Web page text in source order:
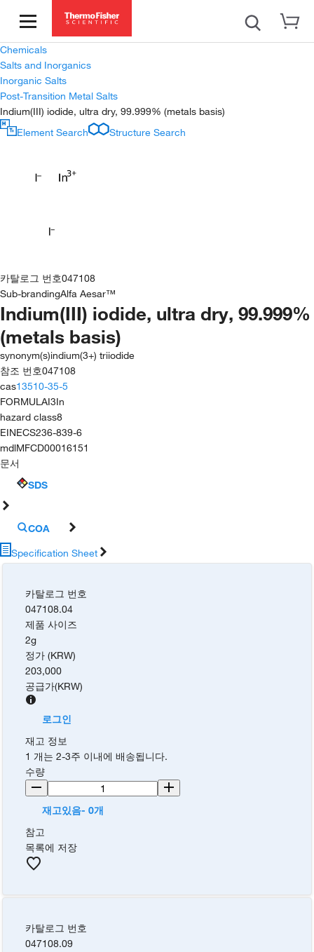
Chemicals
Salts and Inorganics
Inorganic Salts
Post-Transition Metal Salts
Indium(III) iodide, ultra dry, 99.999% (metals basis)
Element Search
Structure Search
카탈로그 번호047108
Sub-brandingAlfa Aesar™
Indium(III) iodide, ultra dry, 99.999%
(metals basis)
synonym(s)indium(3+) triiodide
참조 번호047108
cas13510-35-5
FORMULAI3In
hazard class8
EINECS236-839-6
mdlMFCD00016151
문서
SDS
COA
Specification Sheet
카탈로그 번호
047108.04
제품 사이즈
2g
정가 (KRW)
203,000
공급가(KRW)
로그인
재고 정보
1 개는 2-3주 이내에 배송됩니다.
수량
재고있음- 0개
참고
목록에 저장
카탈로그 번호
047108.09